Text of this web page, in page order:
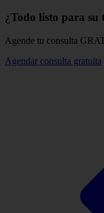
¿Todo listo para su
Agende tu consulta
Agendar consulta gratuita